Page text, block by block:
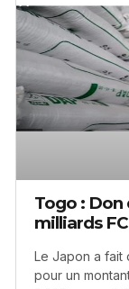
Togo : Don
milliards
Le Japon a fait
pour un